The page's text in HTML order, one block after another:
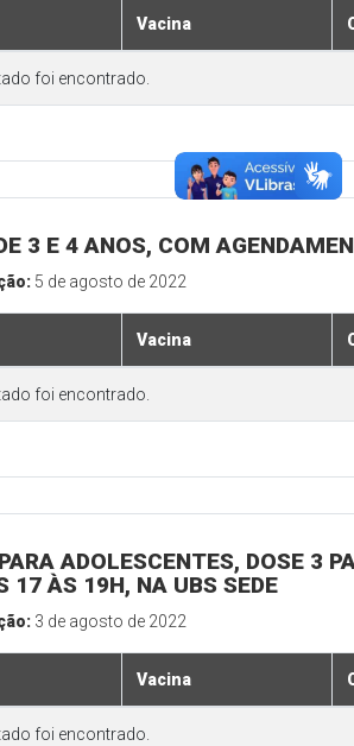
Vacina
foi encontrado.
3 E 4 ANOS, COM
5 de agosto de 2022
Vacina
foi encontrado.
ADOLESCENTES, DOSE 3
17 ÀS 19H, NA UBS SEDE
3 de agosto de 2022
Vacina
foi encontrado.